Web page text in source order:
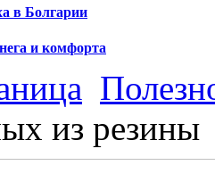
в Болгарии
и комфорта
из резины